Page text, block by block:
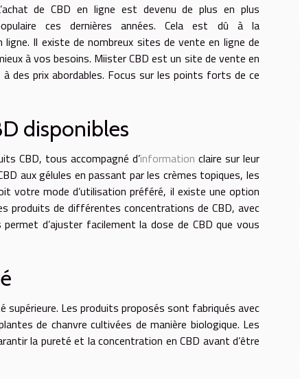
de CBD en ligne est devenu de plus en plus
ces dernières années. Cela est dû à la
ligne. Il existe de nombreux sites de vente en ligne de
à vos besoins. Miister CBD est un site de vente en
des prix abordables. Focus sur les points forts de ce
disponibles
CBD, tous accompagné d’information claire sur leur
aux gélules en passant par les crèmes topiques, les
votre mode d’utilisation préféré, il existe une option
produits de différentes concentrations de CBD, avec
d’ajuster facilement la dose de CBD que vous
supérieure. Les produits proposés sont fabriqués avec
de chanvre cultivées de manière biologique. Les
la pureté et la concentration en CBD avant d’être